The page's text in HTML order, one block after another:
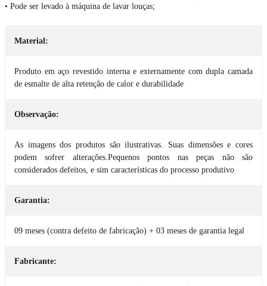
• Pode ser levado à máquina de lavar louças;
Material:
Produto em aço revestido interna e externamente com dupla camada
de esmalte de alta retenção de calor e durabilidade
Observação:
As imagens dos produtos são ilustrativas. Suas dimensões e cores
podem sofrer alterações.Pequenos pontos nas peças não são
considerados defeitos, e sim características do processo produtivo
Garantia:
09 meses (contra defeito de fabricação) + 03 meses de garantia legal
Fabricante: